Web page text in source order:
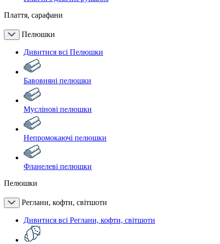
Плаття, сарафани
Пелюшки
Дивитися всі Пелюшки
Бавовняні пелюшки
Муслінові пелюшки
Непромокаючі пелюшки
Фланелеві пелюшки
Пелюшки
Реглани, кофти, світшоти
Дивитися всі Реглани, кофти, світшоти